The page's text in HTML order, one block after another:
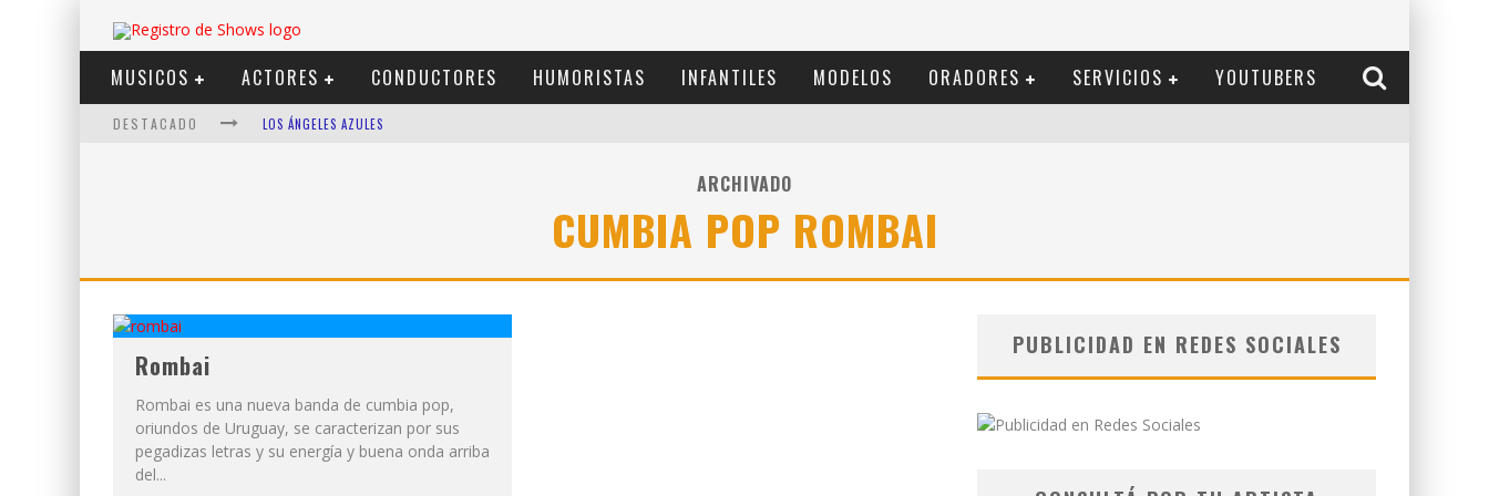
MUSICOS ACTORES CONDUCTORES HUMORISTAS INFANTILES MODELOS ORADORES SERVICIOS YOUTUBERS
DESTACADO LOS ÁNGELES AZULES
DUKI
ARCHIVADO
CUMBIA POP ROMBAI
Rombai
Rombai es una nueva banda de cumbia pop,
oriundos de Uruguay, se caracterizan por sus
pegadizas letras y su energía y buena onda arriba
del...
PUBLICIDAD EN REDES SOCIALES